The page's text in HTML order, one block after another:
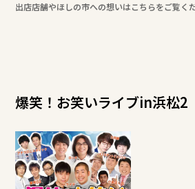
出店店舗やほしの市への想いはこちらをご覧く
爆笑！お笑いライブin浜松2